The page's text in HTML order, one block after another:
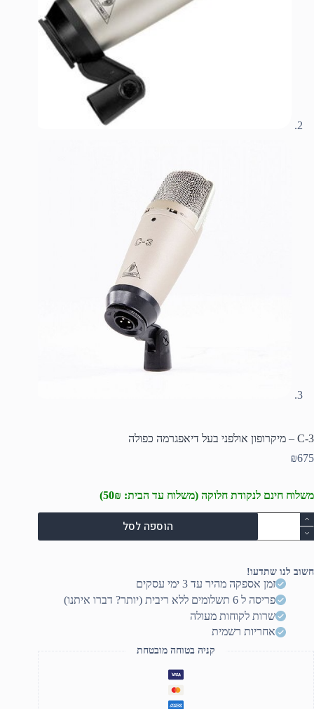
C-3 – מיקרופון אולפני בעל דיאפגרמה כפולה
₪675
משלוח חינם לנקודת חלוקה (משלוח עד הבית: 50₪)
כמות
של
C-
מיקרופון
דיאפגרמה
הוספה לסל
חשוב לנו שתדעו!
זמן אספקה מהיר עד 3 ימי עסקים
פריסה ל 6 תשלומים ללא ריבית (יותר? דברו איתנו)
שרות לקוחות מעולה
אחריות רשמית
קניה בטוחה מובטחת